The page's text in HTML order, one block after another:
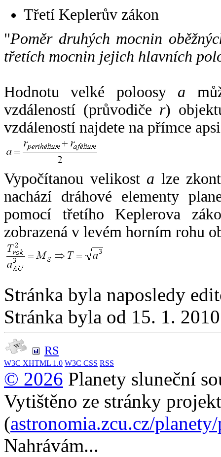
Třetí Keplerův zákon
"Poměr druhých mocnin
třetích mocnin jejich hlavních
Hodnotu velké poloosy a
vzdáleností (průvodiče r)
vzdáleností najdete na přímce
Vypočítanou velikost a lze
nachází dráhové elementy
pomocí třetího Keplerova
zobrazená v levém horním rohu
Stránka byla naposledy
Stránka byla od 15. 1.
RS
W3C XHTML 1.0 W3C CSS RSS
© 2026 Planety sluneční
Vytištěno ze stránky
(astronomia.zcu.cz/
Nahrávám...